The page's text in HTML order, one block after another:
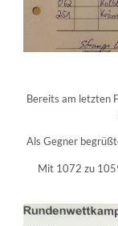
Bereits am letzten
Als Gegner
Mit 1072 zu